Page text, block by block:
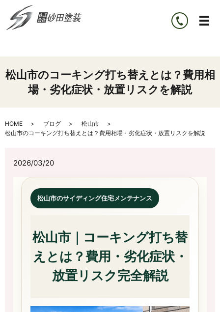
松山市のコーキング打ち替えとは？費用相
場・劣化症状・放置リスクを解説
HOME ブログ
松山市
松山市のコーキング打ち替えとは？費用相場・劣化症状・放置リスクを解説
2026/03/20
松山市のサイディング住宅メンテナンス
松山市｜コーキング打ち替
えとは？費用・劣化症状・
放置リスク完全解説